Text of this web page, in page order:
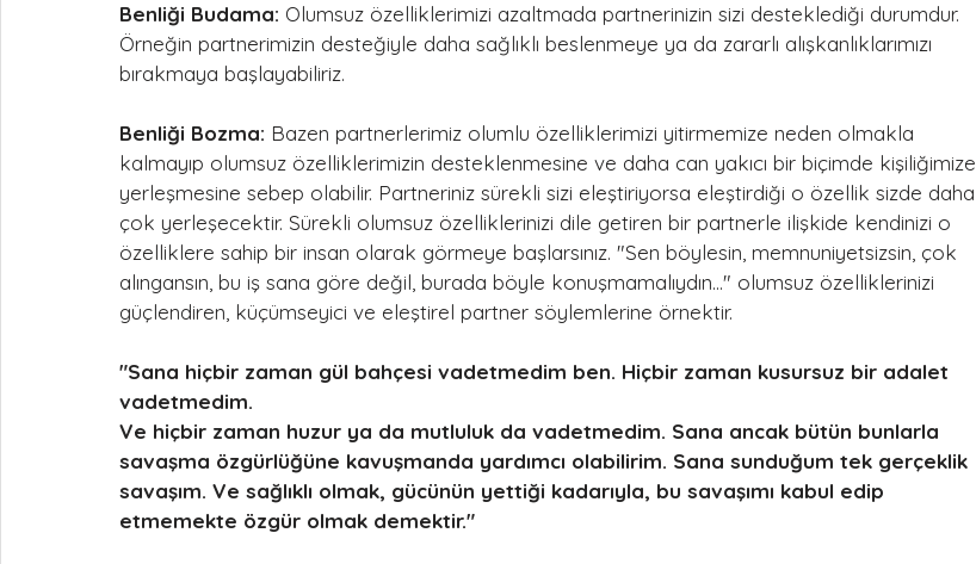
Benliği Budama: Olumsuz özelliklerimizi azaltmada partnerinizin sizi desteklediği durumdur.
Örneğin partnerimizin desteğiyle daha sağlıklı beslenmeye ya da zararlı alışkanlıklarımızı
bırakmaya başlayabiliriz.
Benliği Bozma: Bazen partnerlerimiz olumlu özelliklerimizi yitirmemize neden olmakla
kalmayıp olumsuz özelliklerimizin desteklenmesine ve daha can yakıcı bir biçimde kişiliğimize
yerleşmesine sebep olabilir. Partneriniz sürekli sizi eleştiriyorsa eleştirdiği o özellik sizde daha
çok yerleşecektir. Sürekli olumsuz özelliklerinizi dile getiren bir partnerle ilişkide kendinizi o
özelliklere sahip bir insan olarak görmeye başlarsınız. "Sen böylesin, memnuniyetsizsin, çok
alıngansın, bu iş sana göre değil, burada böyle konuşmamalıydın..." olumsuz özelliklerinizi
güçlendiren, küçümseyici ve eleştirel partner söylemlerine örnektir.
"Sana hiçbir zaman gül bahçesi vadetmedim ben. Hiçbir zaman kusursuz bir adalet
vadetmedim.
Ve hiçbir zaman huzur ya da mutluluk da vadetmedim. Sana ancak bütün bunlarla
savaşma özgürlüğüne kavuşmanda yardımcı olabilirim. Sana sunduğum tek gerçeklik
savaşım. Ve sağlıklı olmak, gücünün yettiği kadarıyla, bu savaşımı kabul edip
etmemekte özgür olmak demektir."